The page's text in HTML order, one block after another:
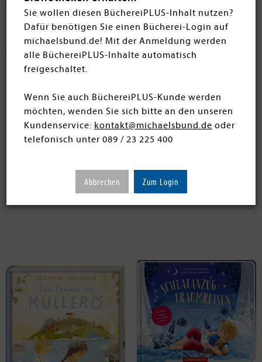
Sie wollen diesen BüchereiPLUS-Inhalt nutzen?
Dafür benötigen Sie einen Bücherei-Login auf
michaelsbund.de! Mit der Anmeldung werden
alle BüchereiPLUS-Inhalte automatisch
freigeschaltet.
Wenn Sie auch BüchereiPLUS-Kunde werden
möchten, wenden Sie sich bitte an den unseren
Kundenservice: kontakt@michaelsbund.de oder
telefonisch unter 089 / 23 225 400
Abbrechen Zum Login
Sprachentwicklung, Fantasie und emotionale Bindung.
Stöbern Sie in den monatlichen Neuheiten und
bereichern Sie den Familienalltag Ihrer Leser:innen mit
wertvollen Vorlesemomenten.
Filtern SORTIEREN
17 Artikel